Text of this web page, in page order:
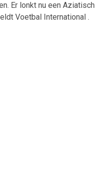
Er lonkt nu een Aziatisch
Voetbal International .